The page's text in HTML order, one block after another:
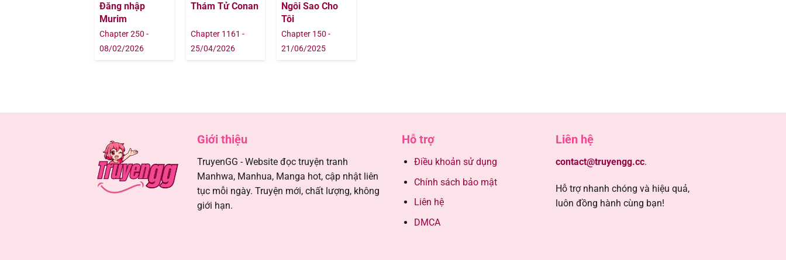
Chapter 44
Chapter 43 02/08/2025
Đăng nhập
Murim
Chapter 250 -
08/02/2026
Thám Tử Conan
Chapter 1161 -
25/04/2026
Ngôi Sao Cho
Tôi
Chapter 150 -
21/06/2025
Giới thiệu
TruyenGG - Website đọc truyện tranh
Manhwa, Manhua, Manga hot, cập nhật liên
tục mỗi ngày. Truyện mới, chất lượng, không
giới hạn.
Hỗ trợ
Điều khoản sử dụng
Chính sách bảo mật
Liên hệ
DMCA
Liên hệ
contact@truyengg.cc.
Hỗ trợ nhanh chóng và hiệu quả,
luôn đồng hành cùng bạn!